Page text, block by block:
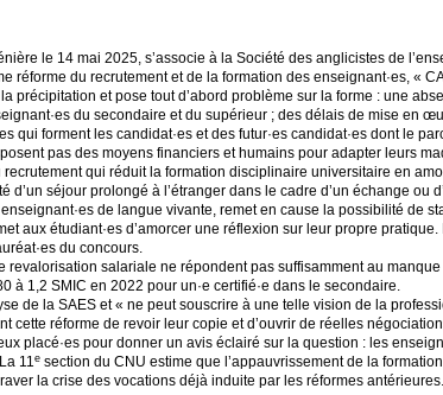
le 14 mai 2025, s’associe à la Société des anglicistes de
réforme du recrutement et de la formation des enseignant·es, «
précipitation et pose tout d’abord problème sur la forme : une
·es du secondaire et du supérieur ; des délais de mise en
qui forment les candidat·es et des futur·es candidat·es dont le
pas des moyens financiers et humains pour adapter leurs
qui réduit la formation disciplinaire universitaire en
séjour prolongé à l’étranger dans le cadre d’un échange ou
·es de langue vivante, remet en cause la possibilité de
aux étudiant·es d’amorcer une réflexion sur leur propre
·es du concours.
salariale ne répondent pas suffisamment au
à 1,2 SMIC en 2022 pour un·e certifié·e dans le secondaire.
de la SAES et « ne peut souscrire à une telle vision de la
cette réforme de revoir leur copie et d’ouvrir de réelles
placé·es pour donner un avis éclairé sur la question : les
11e section du CNU estime que l’appauvrissement de la
la crise des vocations déjà induite par les réformes antérieures.